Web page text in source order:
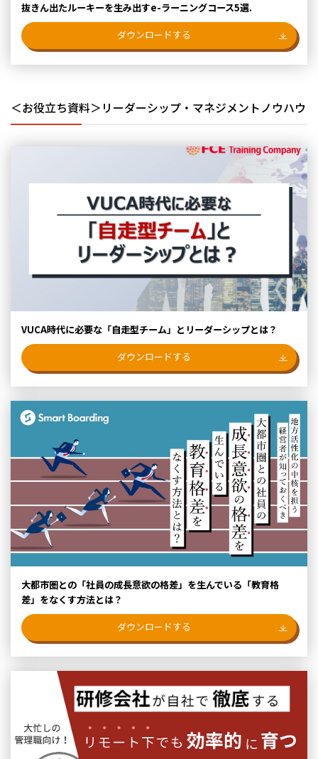
抜きん出たルーキーを生み出すe-ラーニングコース5選.
ダウンロードする
＜お役立ち資料＞リーダーシップ・マネジメントノウハウ
VUCA時代に必要な「自走型チーム」とリーダーシップとは？
ダウンロードする
大都市圏との「社員の成長意欲の格差」を生んでいる「教育格
差」をなくす方法とは？
ダウンロードする